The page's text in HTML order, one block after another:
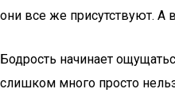
они все же присутствуют. А
Бодрость начинает
слишком много просто